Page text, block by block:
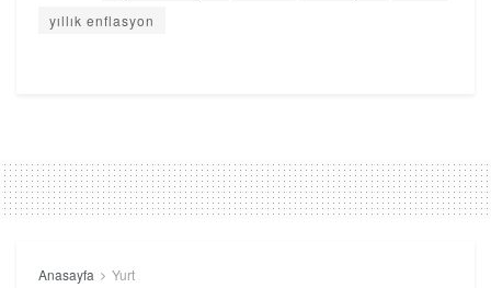
yıllık enflasyon
Anasayfa Yurt